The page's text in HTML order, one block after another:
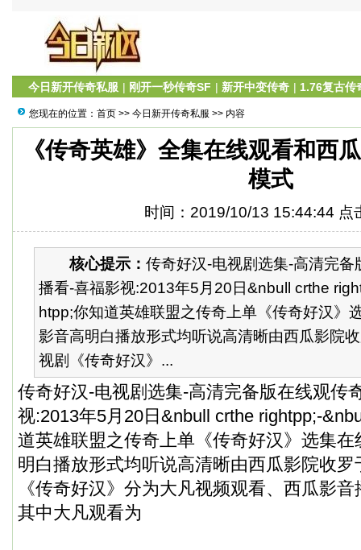
今日新开传奇私服 | 刚开一秒传奇SF | 新开中变传奇 | 1.76复古传
您现在的位置： 首页 >> 今日新开传奇私服 >> 内容
《传奇英雄》全集在线观看和西
模式
时间：2019/10/13 15:44:44 点
核心提示： 传奇好汉-电视剧选集-高清完备
播看-喜福影视:2013年5月20日&nbull crthe
htpp;你知道英雄联盟之传奇上单《传奇好汉》
影音高明白播放形式均听说高清晰由西瓜影院
视剧《传奇好汉》...
传奇好汉-电视剧选集-高清完备版在线观传
视:2013年5月20日&nbull crthe rightpp;-
道英雄联盟之传奇上单《传奇好汉》选集
明白播放形式均听说高清晰由西瓜影院收
《传奇好汉》分为大凡视频观看、西瓜影
其中大凡观看为